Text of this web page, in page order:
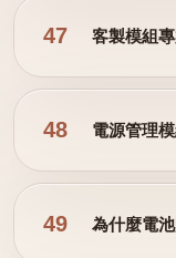
47 客製模組
48 電源管理
49 為什麼電